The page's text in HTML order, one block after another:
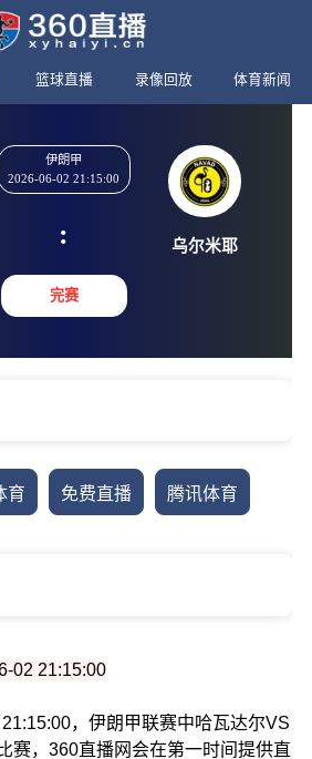
篮球直播 录像回放 体育新闻
伊朗甲
2026-06-02 21:15:00
:
完赛
育 免费直播 腾讯体育
02 21:15:00
，伊朗甲联赛中哈瓦达尔VS
赛，360直播网会在第一时间提供直